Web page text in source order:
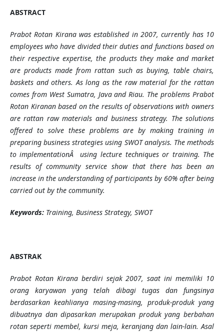
ABSTRACT
Prabot Rotan Kirana was established in 2007, currently has 10
employees who have divided their duties and functions based on
their respective expertise, the products they make and market
are products made from rattan such as buying, table chairs,
baskets and others. As long as the raw material for the rattan
comes from West Sumatra, Java and Riau. The problems Prabot
Rotan Kiranan based on the results of observations with owners
are rattan raw materials and business strategy. The solutions
offered to solve these problems are by making training in
preparing business strategies using SWOT analysis. The methods
to implementationÂ using lecture techniques or training. The
results of community service show that there has been an
increase in the understanding of participants by 60% after being
carried out by the community.
Keywords: Training, Business Strategy, SWOT
ABSTRAK
Prabot Rotan Kirana berdiri sejak 2007, saat ini memiliki 10
orang karyawan yang telah dibagi tugas dan fungsinya
berdasarkan keahlianya masing-masing, produk-produk yang
dibuatnya dan dipasarkan merupakan produk yang berbahan
rotan seperti membel, kursi meja, keranjang dan lain-lain. Asal